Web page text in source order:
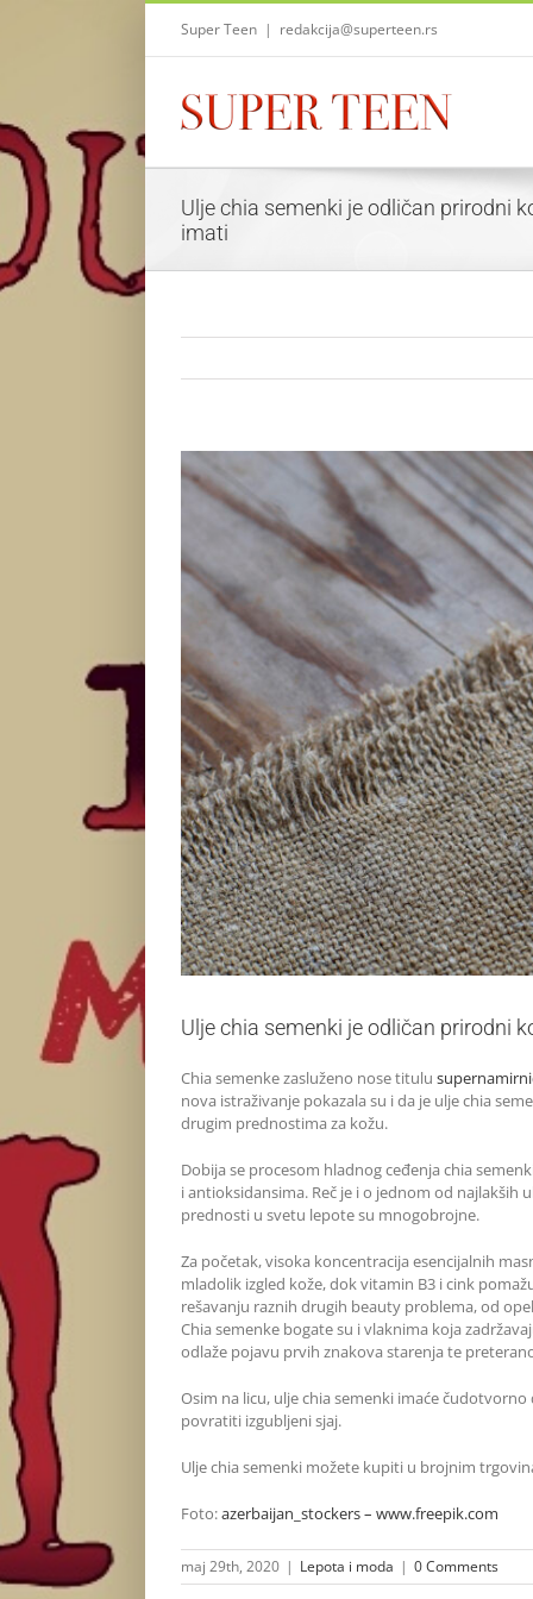
Super Teen | redakcija@superteen.rs
Ulje chia semenki je odličan prirodni
imati
View
Larger
Image
Ulje chia semenki je odličan prirodni
Chia semenke zasluženo nose titulu
nova istraživanje pokazala su i da je ulje chia
drugim prednostima za kožu.
Dobija se procesom hladnog ceđenja chia
i antioksidansima. Reč je i o jednom od najlakših
prednosti u svetu lepote su mnogobrojne.
Za početak, visoka koncentracija esencijalnih
mladolik izgled kože, dok vitamin B3 i cink
rešavanju raznih drugih beauty problema, od
Chia semenke bogate su i vlaknima koja
odlaže pojavu prvih znakova starenja te
Osim na licu, ulje chia semenki imaće
povratiti izgubljeni sjaj.
Ulje chia semenki možete kupiti u brojnim
Foto:azerbaijan_stockers – www.freepik.com
maj 29th, 2020 | Lepota i moda | 0 Comments